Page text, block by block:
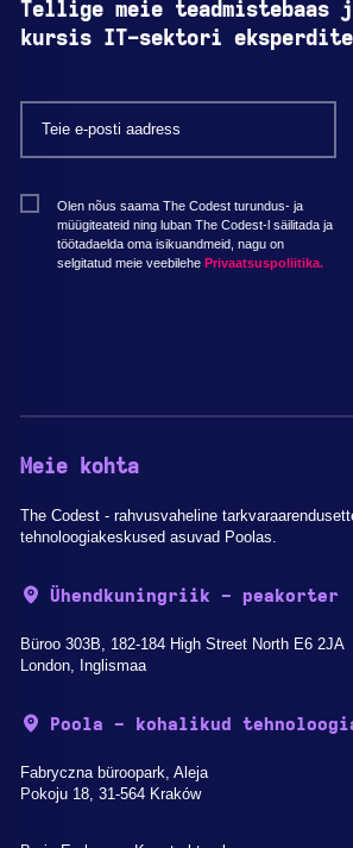
Tellige meie teadmistebaas
kursis IT-sektori
Olen nõus saama The Codest turundus- ja
müügiteateid ning luban The Codest-l säilitada ja
töötadaelda oma isikuandmeid, nagu on
selgitatud meie veebilehe Privaatsuspoliitika.
Meie kohta
The Codest - rahvusvaheline
tehnoloogiakeskused asuvad Poolas.
Ühendkuningriik - peakorter
Büroo 303B, 182-184 High Street North E6 2JA
London, Inglismaa
Poola - kohalikud
Fabryczna büroopark, Aleja
Pokoju 18, 31-564 Kraków